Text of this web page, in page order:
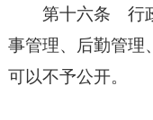
第十六条 行
事管理、后勤管理
可以不予公开。